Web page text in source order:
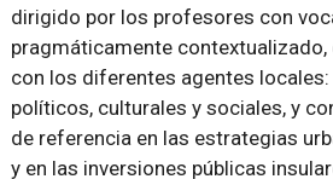
dirigido por los profesores con
pragmáticamente contextualizado,
con los diferentes agentes
políticos, culturales y sociales, y
de referencia en las estrategias
y en las inversiones públicas